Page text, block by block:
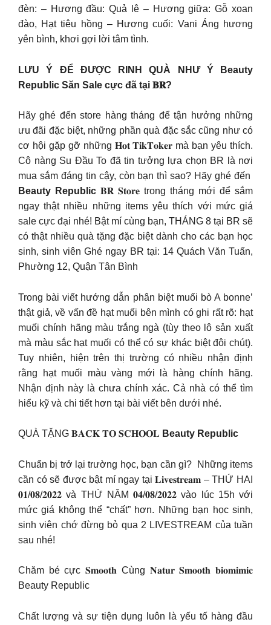
đèn: – Hương đầu: Quả lê – Hương giữa: Gỗ xoan
đào, Hạt tiêu hồng – Hương cuối: Vani Áng hương
yên bình, khơi gợi lời tâm tình.
LƯU Ý ĐỂ ĐƯỢC RINH QUÀ NHƯ Ý Beauty
Republic Săn Sale cực đã tại 𝐁𝐑?
Hãy ghé đến store hàng tháng để tận hưởng những
ưu đãi đặc biệt, những phần quà đặc sắc cũng như có
cơ hội gặp gỡ những 𝐇𝐨𝐭 𝐓𝐢𝐤𝐓𝐨𝐤𝐞𝐫 mà bạn yêu thích.
Cô nàng Su Đầu To đã tin tưởng lựa chọn BR là nơi
mua sắm đáng tin cậy, còn bạn thì sao? Hãy ghé đến
Beauty Republic 𝐁𝐑 𝐒𝐭𝐨𝐫𝐞 trong tháng mới để sắm
ngay thật nhiều những items yêu thích với mức giá
sale cực đại nhé! Bật mí cùng bạn, THÁNG 8 tại BR sẽ
có thật nhiều quà tặng đặc biệt dành cho các bạn học
sinh, sinh viên Ghé ngay BR tại: 14 Quách Văn Tuấn,
Phường 12, Quận Tân Bình
Trong bài viết hướng dẫn phân biệt muối bò A bonne’
thật giả, về vấn đề hạt muối bên mình có ghi rất rõ: hạt
muối chính hãng màu trắng ngà (tùy theo lô sản xuất
mà màu sắc hạt muối có thể có sự khác biệt đôi chút).
Tuy nhiên, hiện trên thị trường có nhiều nhận định
rằng hạt muối màu vàng mới là hàng chính hãng.
Nhận định này là chưa chính xác. Cả nhà có thể tìm
hiểu kỹ và chi tiết hơn tại bài viết bên dưới nhé.
QUÀ TẶNG 𝐁𝐀𝐂𝐊 𝐓𝐎 𝐒𝐂𝐇𝐎𝐎𝐋 Beauty Republic
Chuẩn bị trở lại trường học, bạn cần gì? Những items
cần có sẽ được bật mí ngay tại 𝐋𝐢𝐯𝐞𝐬𝐭𝐫𝐞𝐚𝐦 – THỨ HAI
𝟎𝟏/𝟎𝟖/𝟐𝟎𝟐𝟐 và THỨ NĂM 𝟎𝟒/𝟎𝟖/𝟐𝟎𝟐𝟐 vào lúc 15h với
mức giá không thể “chất” hơn. Những bạn học sinh,
sinh viên chớ đừng bỏ qua 2 LIVESTREAM của tuần
sau nhé!
Chăm bé cực 𝐒𝐦𝐨𝐨𝐭𝐡 Cùng 𝐍𝐚𝐭𝐮𝐫 𝐒𝐦𝐨𝐨𝐭𝐡 𝐛𝐢𝐨𝐦𝐢𝐦𝐢𝐜
Beauty Republic
Chất lượng và sự tiện dụng luôn là yếu tố hàng đầu